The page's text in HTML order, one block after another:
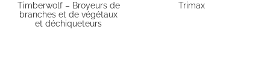
Timberwolf – Broyeurs de
branches et de végétaux
et déchiqueteurs
Trimax